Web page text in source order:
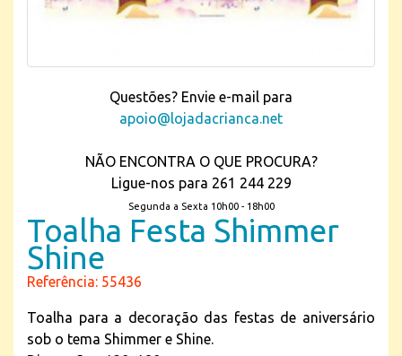
Questões? Envie e-mail para
apoio@lojadacrianca.net
NÃO ENCONTRA O QUE PROCURA?
Ligue-nos para 261 244 229
Segunda a Sexta 10h00 - 18h00
Toalha Festa Shimmer
Shine
Referência: 55436
Toalha para a decoração das festas de aniversário
sob o tema Shimmer e Shine.